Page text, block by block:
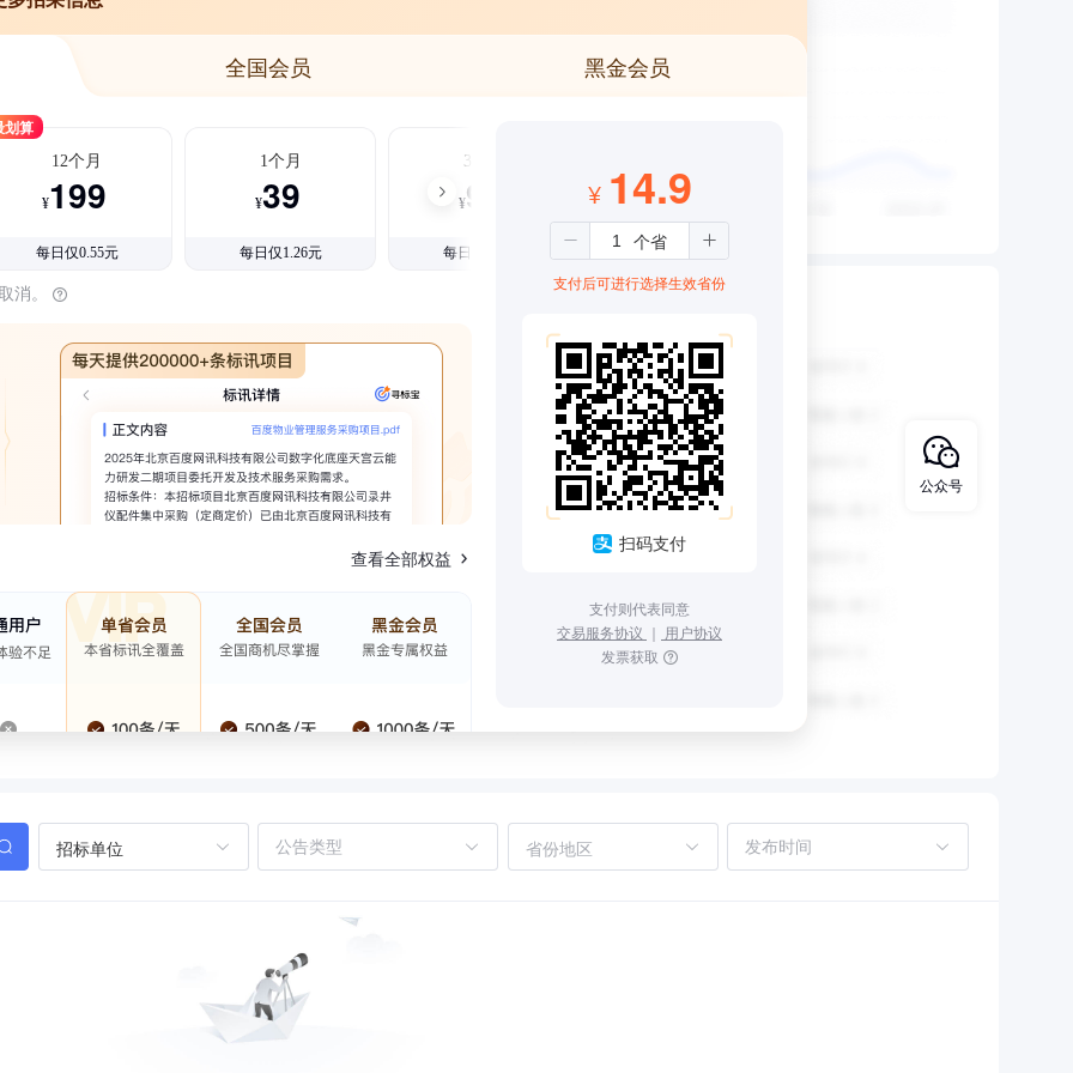
全国会员 黑金会员
划算
12个月
¥199
每日仅0.55元
1个月
¥39
每日仅1.26元
3个月
¥99
每日仅1.08元
消。
查看全部权益
¥ 14.9
支付后可进行选择生效省份
扫码支付
支付则代表同意
交易服务协议 ｜ 用户协议
发票获取
招标单位 省份地区
公众号